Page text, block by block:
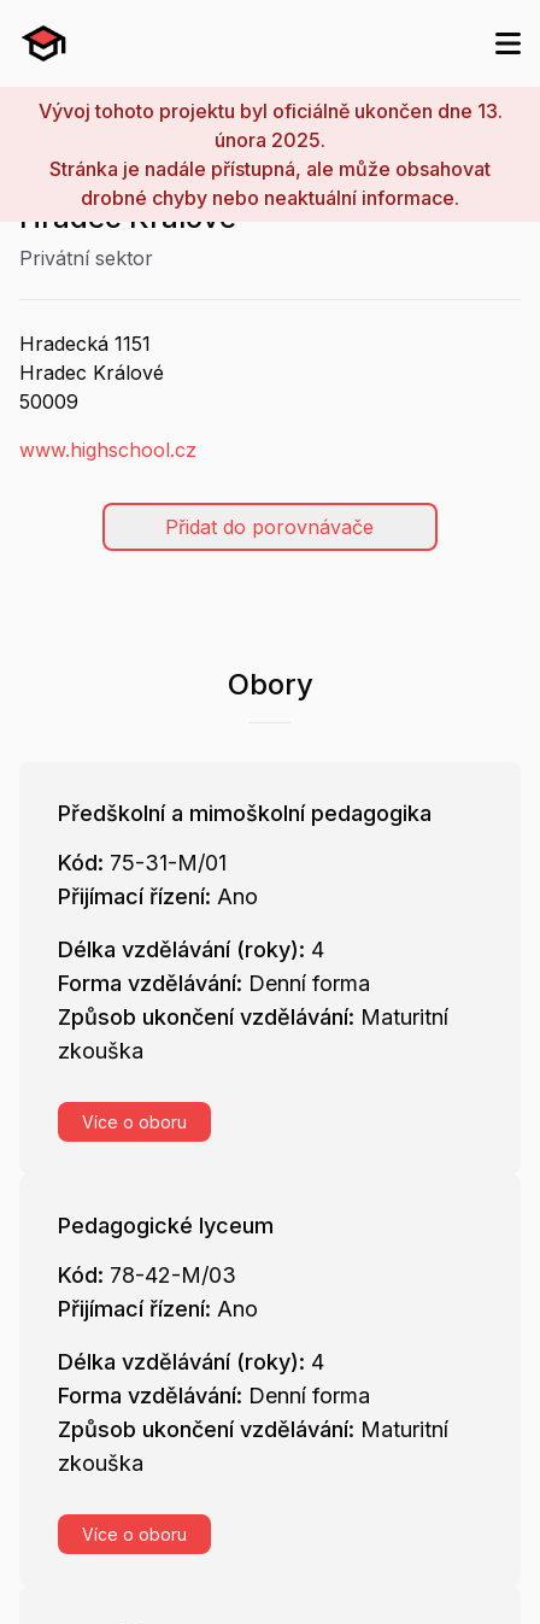
Vývoj tohoto projektu byl oficiálně ukončen dne 13.
února 2025.
Stránka je nadále přístupná, ale může obsahovat
drobné chyby nebo neaktuální informace.
Střední škola Sion High School,
Hradec Králové
Privátní sektor
Hradecká 1151
Hradec Králové
50009
www.highschool.cz
Přidat do porovnávače
Obory
Předškolní a mimoškolní pedagogika
Kód: 75-31-M/01
Přijímací řízení: Ano
Délka vzdělávání (roky): 4
Forma vzdělávání: Denní forma
Způsob ukončení vzdělávání: Maturitní
zkouška
Více o oboru
Pedagogické lyceum
Kód: 78-42-M/03
Přijímací řízení: Ano
Délka vzdělávání (roky): 4
Forma vzdělávání: Denní forma
Způsob ukončení vzdělávání: Maturitní
zkouška
Více o oboru